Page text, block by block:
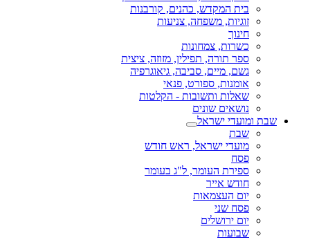
בית המקדש, כהנים, קורבנות
זוגיות, משפחה, צניעות
חינוך
כשרות, צמחונות
ספר תורה, תפילין, מזוזה, ציצית
גשם, מיים, סביבה, גיאוגרפיה
אומנות, ספורט, פנאי
שאלות ותשובות - הקלטות
נושאים שונים
שבת ומועדי ישראל
שבת
מועדי ישראל, ראש חודש
פסח
ספירת העומר, ל"ג בעומר
חודש אייר
יום העצמאות
פסח שני
יום ירושלים
שבועות